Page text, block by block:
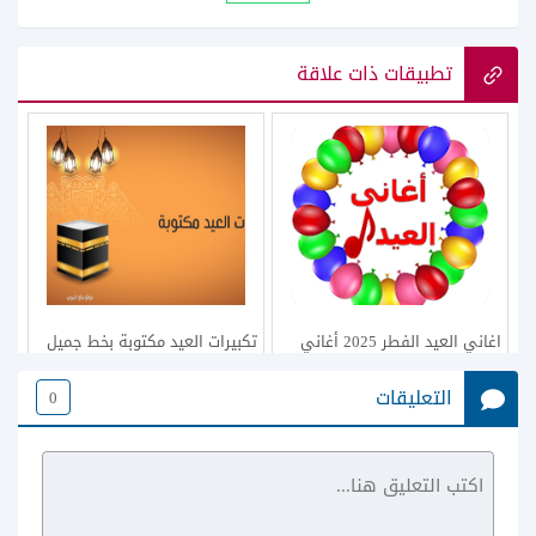
تطبيقات ذات علاقة
اغاني العيد الفطر 2025 أغاني
للأطفال
تكبيرات العيد مكتوبة بخط جميل
التعليقات 0